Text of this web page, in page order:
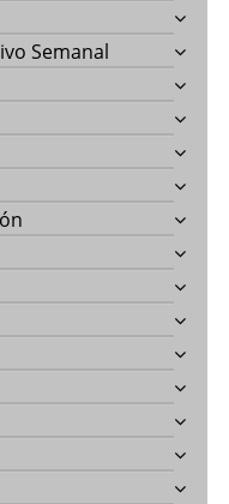
Semanal